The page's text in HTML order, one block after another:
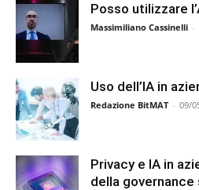
Posso utilizzare
Massimiliano Cassinelli -
Uso dell’IA in
Redazione BitMAT - 09/
Privacy e IA in
della governance